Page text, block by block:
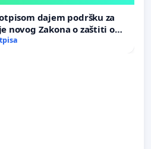
dajem podršku za
novog Zakona o zaštiti od